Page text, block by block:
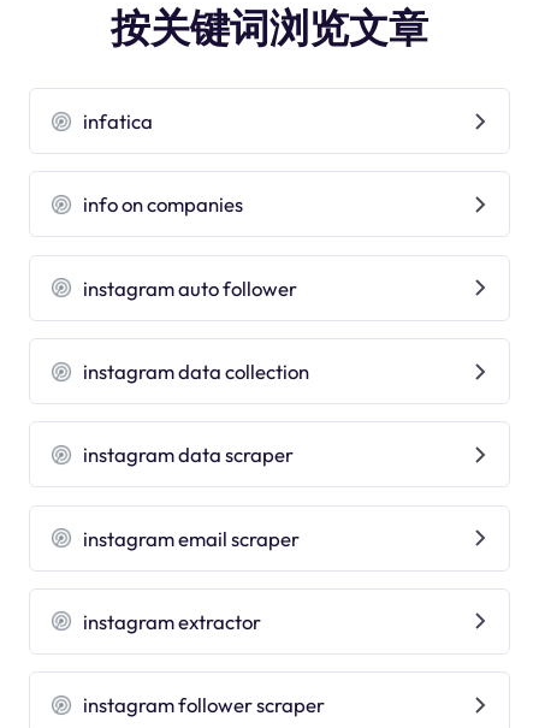
按关键词浏览文章
infatica
info on companies
instagram auto follower
instagram data collection
instagram data scraper
instagram email scraper
instagram extractor
instagram follower scraper